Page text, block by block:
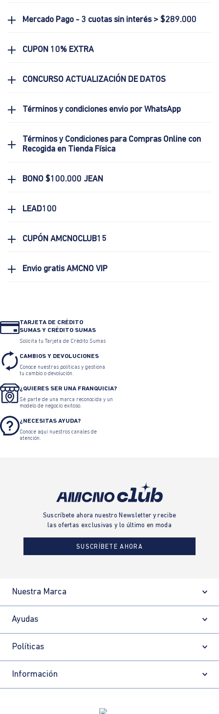
Mercado Pago - 3 cuotas sin interés > $289.000
CUPON 10% EXTRA
CONCURSO ACTUALIZACIÓN DE DATOS
Términos y condiciones envio por WhatsApp
Términos y Condiciones para Compras Online con
Recogida en Tienda Física
BONO $100.000 JEAN
LEAD100
CUPÓN AMCNOCLUB15
Envio gratis AMCNO VIP
TARJETA DE CRÉDITO
SUMAS Y CRÉDITO SUMAS
Solicita tu Tarjeta de Crédito Sumas
CAMBIOS Y DEVOLUCIONES
Conoce nuestras políticas y gestiona
tu cambio o devolución.
¿QUIERES SER UNA FRANQUICIA?
Sé parte de una marca reconocida y un
modelo de negocio exitoso.
¿NECESITAS AYUDA?
Conoce aquí nuestros canales de
atención.
Suscríbete ahora nuestro Newsletter y recibe
las ofertas exclusivas y lo último en moda
SUSCRÍBETE AHORA
Nuestra Marca
Ayudas
Políticas
Información